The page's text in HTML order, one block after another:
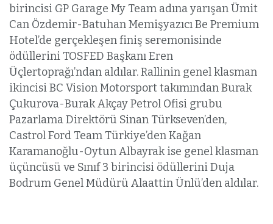
birincisi GP Garage My Team adına yarışan Ümit
Can Özdemir-Batuhan Memişyazıcı Be Premium
Hotel’de gerçekleşen finiş seremonisinde
ödüllerini TOSFED Başkanı Eren
Üçlertoprağı’ndan aldılar. Rallinin genel klasman
ikincisi BC Vision Motorsport takımından Burak
Çukurova-Burak Akçay Petrol Ofisi grubu
Pazarlama Direktörü Sinan Türkseven’den,
Castrol Ford Team Türkiye’den Kağan
Karamanoğlu-Oytun Albayrak ise genel klasman
üçüncüsü ve Sınıf 3 birincisi ödüllerini Duja
Bodrum Genel Müdürü Alaattin Ünlü’den aldılar.